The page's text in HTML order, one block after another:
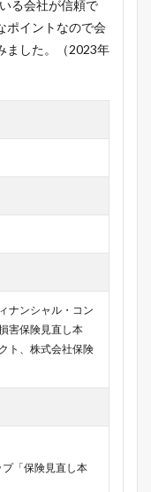
る会社が信頼で
ポイントなので会
ました。（2023年
ナンシャル・コン
害保険見直し本
ト、株式会社保険
「保険見直し本